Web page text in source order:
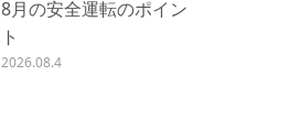
8月の安全運転のポイン
ト
2026.08.4